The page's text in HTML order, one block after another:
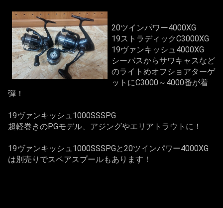
20ツインパワー4000XG
19ストラディックC3000XG
19ヴァンキッシュ4000XG
シーバスからサワキャスなど
のライトめオフショアターゲ
ットにC3000～4000番が着
弾！
19ヴァンキッシュ1000SSSPG
超軽巻きのPGモデル、アジングやエリアトラウトに！
19ヴァンキッシュ1000SSSPGと20ツインパワー4000XG
は別売りでスペアスプールもあります！